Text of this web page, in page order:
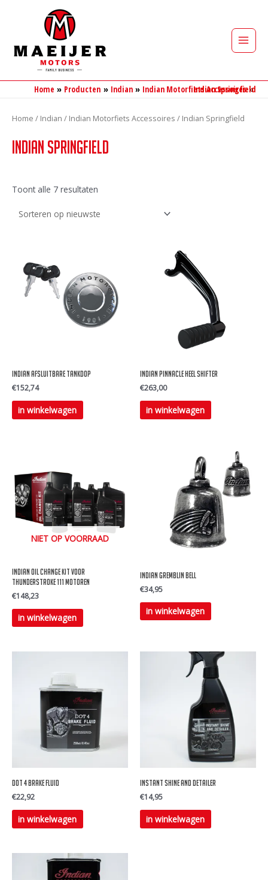
inhoud
Main
Home Producten Indian Indian Motorfiets Accessoires
Indian Springfield
Home / Indian / Indian Motorfiets Accessoires / Indian Springfield
Indian Springfield
Toont alle 7 resultaten
Indian Afsluitbare Tankdop
€152,74
in winkelwagen
Dit
product
Deze
optie
kan
gekozen
op
de
Indian Pinnacle Heel Shifter
€263,00
in winkelwagen
Dit
product
meerdere
variaties.
Deze
optie
kan
gekozen
worden
NIET OP VOORRAAD
Indian Oil change kit voor
Thunderstroke 111 Motoren
€148,23
in winkelwagen
Indian Gremblin Bell
€34,95
in winkelwagen
Dot 4 brake fluid
€22,92
in winkelwagen
Instant shine and detailer
€14,95
in winkelwagen